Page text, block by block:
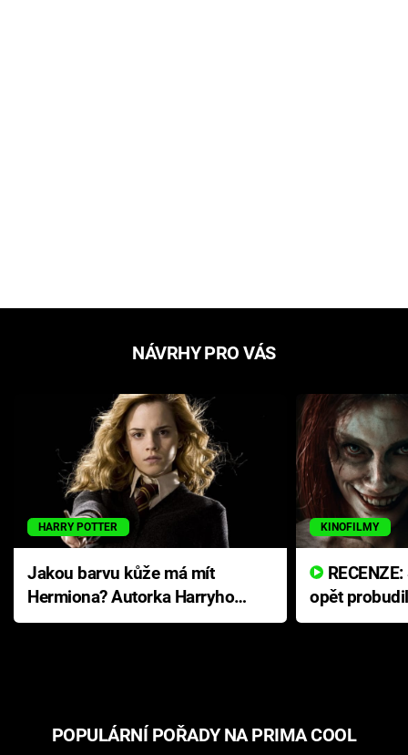
NÁVRHY PRO VÁS
HARRY POTTER
Jakou barvu kůže má mít
Hermiona? Autorka Harryho
Pottera přišla s ráznou
KINOFILMY
opět
přichází s
POPULÁRNÍ POŘADY NA PRIMA COOL